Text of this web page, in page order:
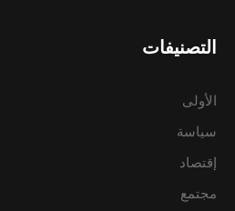
التصنيفات
الأولى
سياسة
إقتصاد
مجتمع